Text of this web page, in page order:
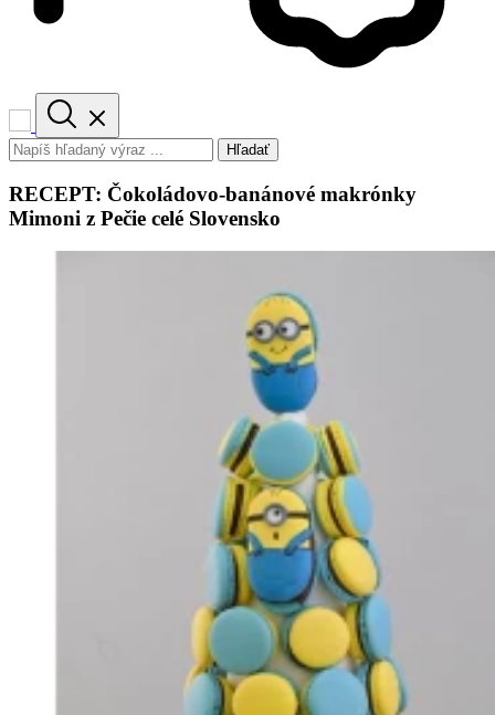
Hľadať
RECEPT: Čokoládovo-banánové makrónky
Mimoni z Pečie celé Slovensko